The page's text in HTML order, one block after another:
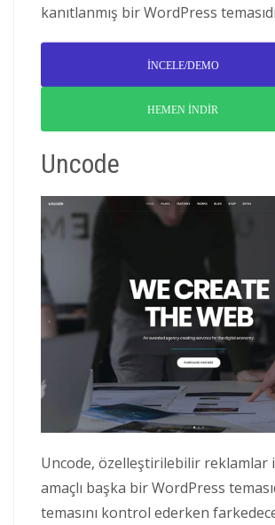
kanıtlanmış bir WordPress
İNCELE/DEMO
HEMEN İNDİR
Uncode
Uncode, özelleştirilebilir reklamlar
amaçlı başka bir WordPress
temasını kontrol ederken